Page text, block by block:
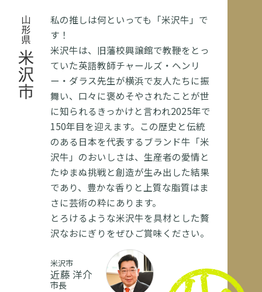
山形県
米沢市
私の推しは何といっても「米沢牛」で
す！
米沢牛は、旧藩校興譲館で教鞭をとっ
ていた英語教師チャールズ・ヘンリ
ー・ダラス先生が横浜で友人たちに振
舞い、口々に褒めそやされたことが世
に知られるきっかけと言われ2025年で
150年目を迎えます。この歴史と伝統
のある日本を代表するブランド牛「米
沢牛」のおいしさは、生産者の愛情と
たゆまぬ挑戦と創造が生み出した結果
であり、豊かな香りと上質な脂質はま
さに芸術の粋にあります。
とろけるような米沢牛を具材とした贅
沢なおにぎりをぜひご賞味ください。
米沢市
近藤 洋介
市長